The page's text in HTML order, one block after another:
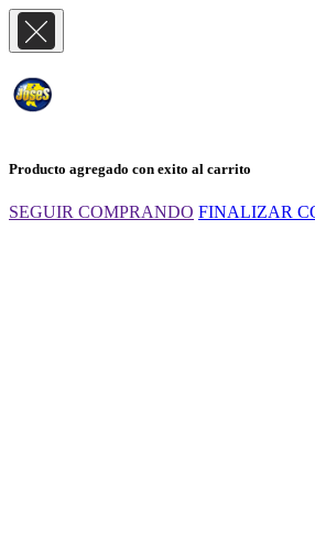
Producto agregado con exito al carrito
SEGUIR COMPRANDO FINALIZAR